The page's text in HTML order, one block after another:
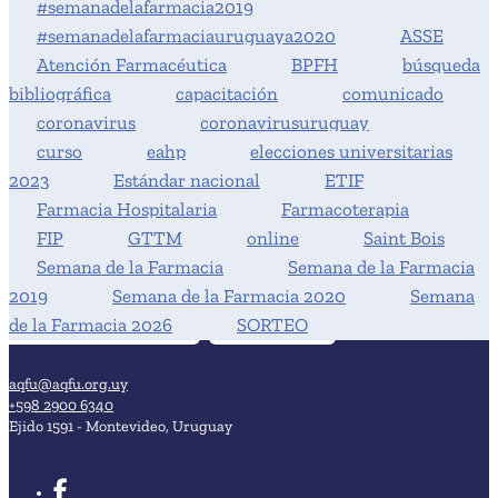
#semanadelafarmacia2019
#semanadelafarmaciauruguaya2020
ASSE
Atención Farmacéutica
BPFH
búsqueda
bibliográfica
capacitación
comunicado
coronavirus
coronavirusuruguay
curso
eahp
elecciones universitarias
2023
Estándar nacional
ETIF
Farmacia Hospitalaria
Farmacoterapia
FIP
GTTM online
Saint Bois
Semana de la Farmacia
Semana de la Farmacia
2019
Semana de la Farmacia 2020
Semana
de la Farmacia 2026
SORTEO
aqfu@aqfu.org.uy
+598 2900 6340
Ejido 1591 - Montevideo, Uruguay